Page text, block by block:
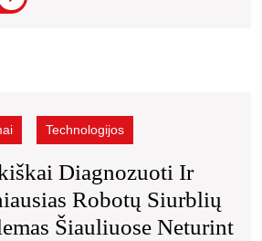
Straipsnis
Technologijos
Diagnozuoti Ir
Robotų Siurblių
Šiauliuose Neturint